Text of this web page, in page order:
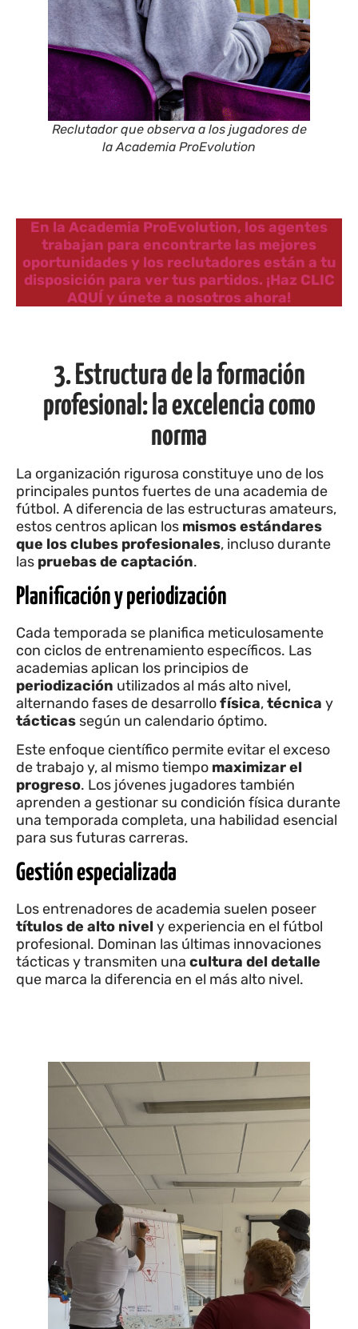
Reclutador que observa a los jugadores de
la Academia ProEvolution
En la Academia ProEvolution, los agentes
trabajan para encontrarte las mejores
oportunidades y los reclutadores están a tu
disposición para ver tus partidos. ¡Haz CLIC
AQUÍ y únete a nosotros ahora!
3. Estructura de la formación
profesional: la excelencia como
norma
La organización rigurosa constituye uno de los
principales puntos fuertes de una academia de
fútbol. A diferencia de las estructuras amateurs,
estos centros aplican los mismos estándares
que los clubes profesionales, incluso durante
las pruebas de captación.
Planificación y periodización
Cada temporada se planifica meticulosamente
con ciclos de entrenamiento específicos. Las
academias aplican los principios de
periodización utilizados al más alto nivel,
alternando fases de desarrollofísica,técnica y
tácticas según un calendario óptimo.
Este enfoque científico permite evitar el exceso
de trabajo y, al mismo tiempo maximizar el
progreso. Los jóvenes jugadores también
aprenden a gestionar su condición física durante
una temporada completa, una habilidad esencial
para sus futuras carreras.
Gestión especializada
Los entrenadores de academia suelen poseer
títulos de alto nivel y experiencia en el fútbol
profesional. Dominan las últimas innovaciones
tácticas y transmiten una cultura del detalle
que marca la diferencia en el más alto nivel.